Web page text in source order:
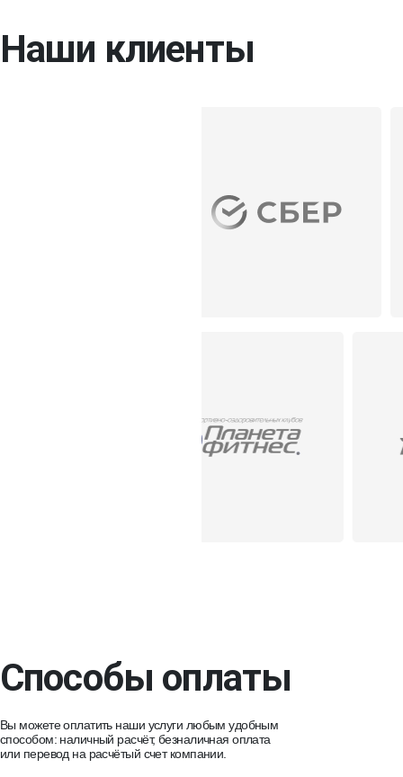
Наши клиенты
Способы оплаты
Вы можете оплатить наши услуги любым удобным
способом: наличный расчёт, безналичная оплата
или перевод на расчётый счет компании.